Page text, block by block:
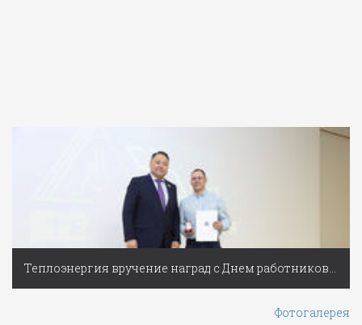
Теплоэнергия вручение наград с Днем работников ЖКХ
Фотогалерея